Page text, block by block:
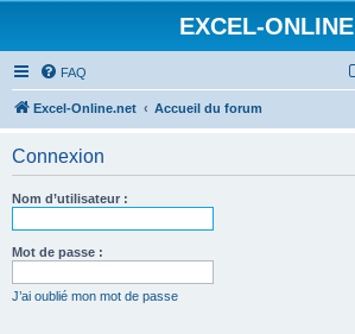
EXCEL-ONLINE
FAQ
Excel-Online.net Accueil du forum
Connexion
Nom d’utilisateur :
Mot de passe :
J’ai oublié mon mot de passe